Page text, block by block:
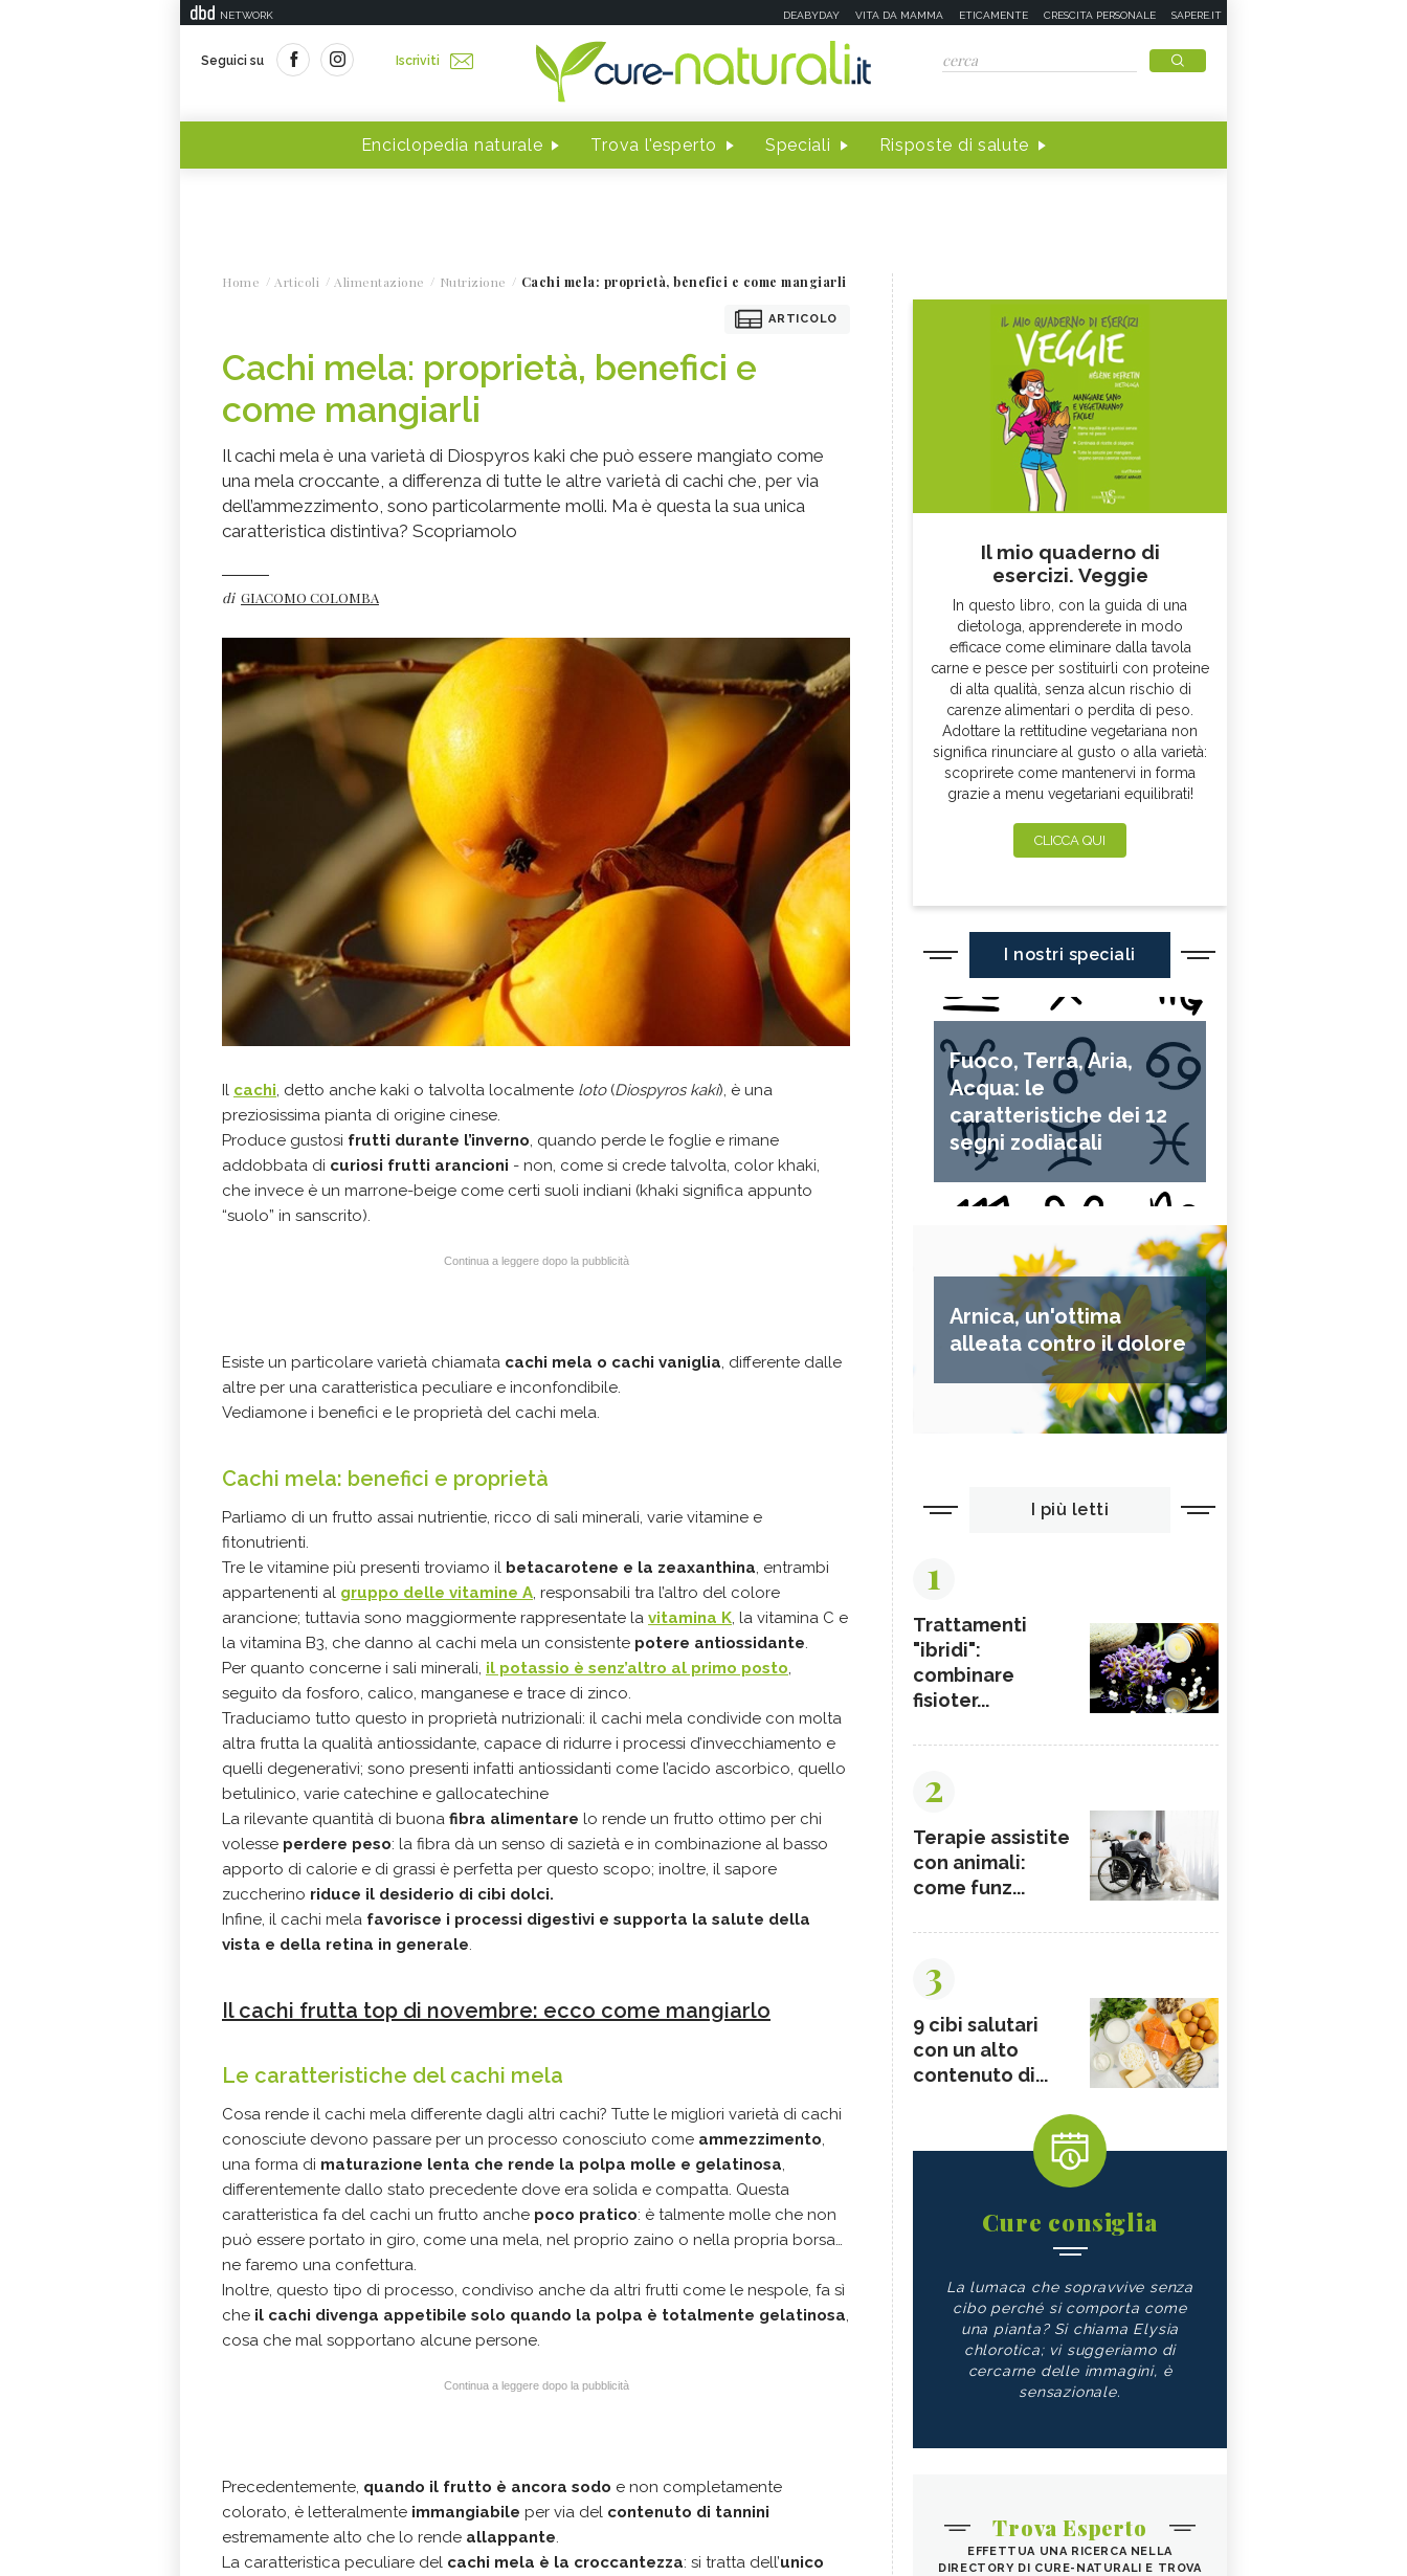
NETWORK DEABYDAY VITA DA MAMMA ETICAMENTE CRESCITA PERSONALE SAPERE.IT
Seguici su Iscriviti
Enciclopedia naturale Trova l'esperto Speciali Risposte di salute
Home Articoli Alimentazione Nutrizione Cachi mela: proprietà, benefici e come mangiarli
ARTICOLO
Cachi mela: proprietà, benefici e
come mangiarli
Il cachi mela è una varietà di Diospyros kaki che può essere mangiato come
una mela croccante, a differenza di tutte le altre varietà di cachi che, per via
dell’ammezzimento, sono particolarmente molli. Ma è questa la sua unica
caratteristica distintiva? Scopriamolo
di GIACOMO COLOMBA
Il cachi, detto anche kaki o talvolta localmente loto(Diospyros kaki), è una
preziosissima pianta di origine cinese.
Produce gustosi frutti durante l’inverno, quando perde le foglie e rimane
addobbata di curiosi frutti arancioni - non, come si crede talvolta, color khaki,
che invece è un marrone-beige come certi suoli indiani (khaki significa appunto
“suolo” in sanscrito).
Continua a leggere dopo la pubblicità
Esiste un particolare varietà chiamata cachi mela o cachi vaniglia, differente dalle
altre per una caratteristica peculiare e inconfondibile.
Vediamone i benefici e le proprietà del cachi mela.
Cachi mela: benefici e proprietà
Parliamo di un frutto assai nutrientie, ricco di sali minerali, varie vitamine e
fitonutrienti.
Tre le vitamine più presenti troviamo il betacarotene e la zeaxanthina, entrambi
appartenenti al gruppo delle vitamine A, responsabili tra l’altro del colore
arancione; tuttavia sono maggiormente rappresentate la vitamina K, la vitamina C e
la vitamina B3, che danno al cachi mela un consistente potere antiossidante.
Per quanto concerne i sali minerali, il potassio è senz’altro al primo posto,
seguito da fosforo, calico, manganese e trace di zinco.
Traduciamo tutto questo in proprietà nutrizionali: il cachi mela condivide con molta
altra frutta la qualità antiossidante, capace di ridurre i processi d’invecchiamento e
quelli degenerativi; sono presenti infatti antiossidanti come l’acido ascorbico, quello
betulinico, varie catechine e gallocatechine
La rilevante quantità di buona fibra alimentare lo rende un frutto ottimo per chi
volesse perdere peso: la fibra dà un senso di sazietà e in combinazione al basso
apporto di calorie e di grassi è perfetta per questo scopo; inoltre, il sapore
zuccherino riduce il desiderio di cibi dolci.
Infine, il cachi mela favorisce i processi digestivi e supporta la salute della
vista e della retina in generale.
Il cachi frutta top di novembre: ecco come mangiarlo
Le caratteristiche del cachi mela
Cosa rende il cachi mela differente dagli altri cachi? Tutte le migliori varietà di cachi
conosciute devono passare per un processo conosciuto come ammezzimento,
una forma di maturazione lenta che rende la polpa molle e gelatinosa,
differentemente dallo stato precedente dove era solida e compatta. Questa
caratteristica fa del cachi un frutto anche poco pratico: è talmente molle che non
può essere portato in giro, come una mela, nel proprio zaino o nella propria borsa…
ne faremo una confettura.
Inoltre, questo tipo di processo, condiviso anche da altri frutti come le nespole, fa sì
che il cachi divenga appetibile solo quando la polpa è totalmente gelatinosa,
cosa che mal sopportano alcune persone.
Continua a leggere dopo la pubblicità
Precedentemente, quando il frutto è ancora sodo e non completamente
colorato, è letteralmente immangiabile per via del contenuto di tannini
estremamente alto che lo rende allappante.
La caratteristica peculiare del cachi mela è la croccantezza: si tratta dell’unico
Il mio quaderno di
esercizi. Veggie
In questo libro, con la guida di una
dietologa, apprenderete in modo
efficace come eliminare dalla tavola
carne e pesce per sostituirli con proteine
di alta qualità, senza alcun rischio di
carenze alimentari o perdita di peso.
Adottare la rettitudine vegetariana non
significa rinunciare al gusto o alla varietà:
scoprirete come mantenervi in forma
grazie a menu vegetariani equilibrati!
CLICCA QUI
I nostri speciali
Fuoco, Terra, Aria,
Acqua: le
caratteristiche dei 12
segni zodiacali
Arnica, un'ottima
alleata contro il dolore
I più letti
1
Trattamenti
"ibridi":
combinare
fisioter...
2
Terapie assistite
con animali:
come funz...
3
9 cibi salutari
con un alto
contenuto di...
Cure consiglia
La lumaca che sopravvive senza
cibo perché si comporta come
una pianta? Si chiama Elysia
chlorotica; vi suggeriamo di
cercarne delle immagini, è
sensazionale.
Trova Esperto
EFFETTUA UNA RICERCA NELLA
DIRECTORY DI CURE-NATURALI E TROVA